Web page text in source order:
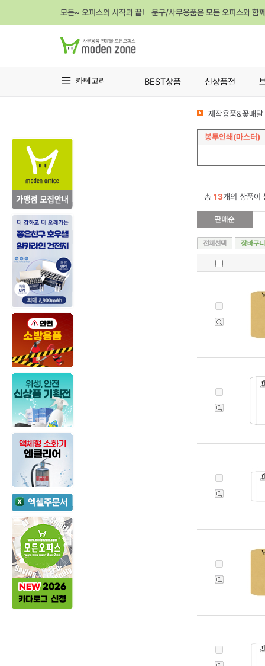
모든~ 오피스의 시작과 끝! 문구/사무용품은 모든 오피스와 함
카테고리 BEST상품 신상품전
제작용품&꽃배
봉투인쇄(마스터)
총 13개의 상품이